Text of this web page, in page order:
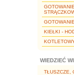
GOTOWANIE
KIEŁKI -
WIEDZIEĆ
TŁUSZCZE,